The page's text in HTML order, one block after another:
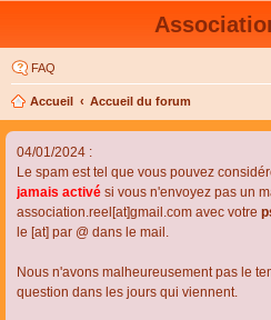
FAQ
Accueil Accueil du forum
04/01/2024 :
Le spam est tel que vous pouvez
jamais activé si vous n'envoyez pas un
association.reel[at]gmail.com avec votre
le [at] par @ dans le mail.
Nous n'avons malheureusement pas le
question dans les jours qui viennent.